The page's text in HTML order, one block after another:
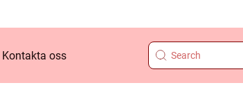
Kontakta oss